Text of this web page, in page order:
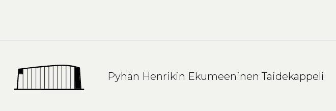
Pyhän Henrikin Ekumeeninen Taidekappeli